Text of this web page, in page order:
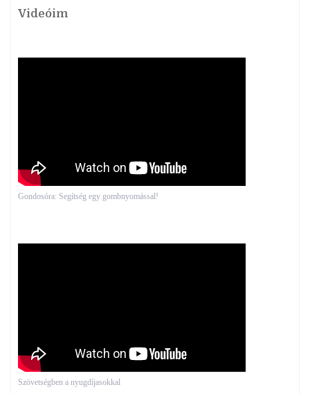
Videóim
Gondosóra: Segítség egy gombnyomással!
Szövetségben a nyugdíjasokkal